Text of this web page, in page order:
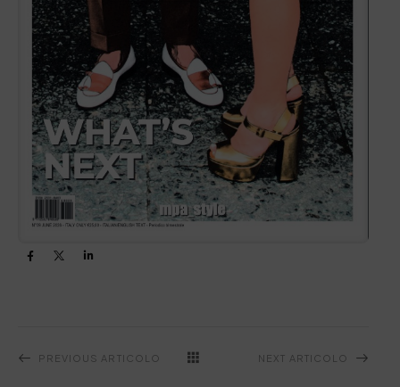
PREVIOUS ARTICOLO NEXT ARTICOLO